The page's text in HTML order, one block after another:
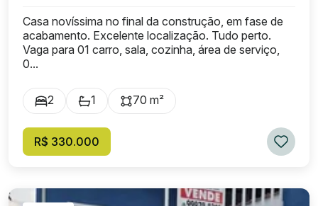
Casa novíssima no final da construção, em fase de
acabamento. Excelente localização. Tudo perto.
Vaga para 01 carro, sala, cozinha, área de serviço,
0...
2 1 70 m²
R$ 330.000